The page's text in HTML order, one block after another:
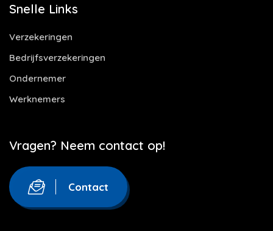
Snelle Links
Verzekeringen
Bedrijfsverzekeringen
Ondernemer
Werknemers
Vragen? Neem contact op!
Contact